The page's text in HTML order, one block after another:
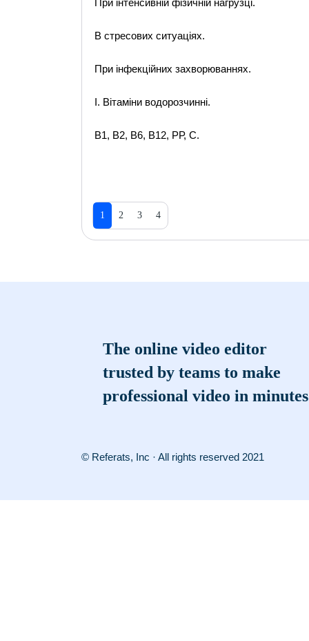
При інтенсивній фізичній нагрузці.
В стресових ситуаціях.
При інфекційних захворюваннях.
І. Вітаміни водорозчинні.
В1, В2, В6, В12, РР, С.
1 2 3 4
The online video editor
trusted by teams to make
professional video in minutes
© Referats, Inc · All rights reserved 2021